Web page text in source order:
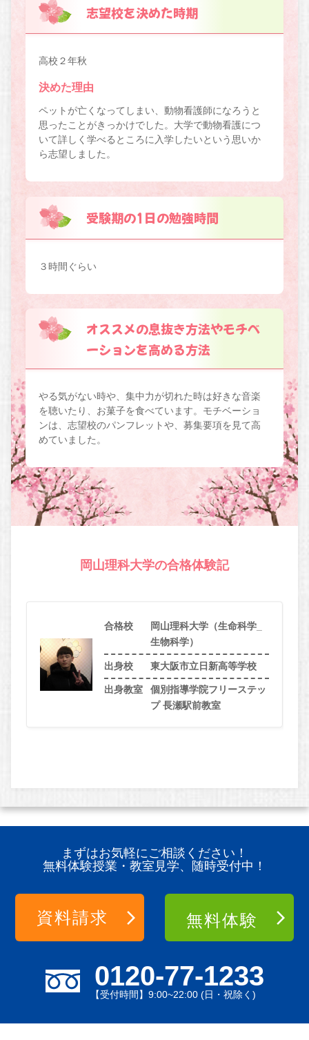
志望校を決めた時期
高校２年秋
決めた理由
ペットが亡くなってしまい、動物看護師になろうと
思ったことがきっかけでした。大学で動物看護につ
いて詳しく学べるところに入学したいという思いか
ら志望しました。
受験期の1日の勉強時間
３時間ぐらい
オススメの息抜き方法やモチベ
ーションを高める方法
やる気がない時や、集中力が切れた時は好きな音楽
を聴いたり、お菓子を食べています。モチベーショ
ンは、志望校のパンフレットや、募集要項を見て高
めていました。
岡山理科大学の合格体験記
合格校
岡山理科大学（生命科学_
生物科学）
出身校 東大阪市立日新高等学校
出身教室
個別指導学院フリーステッ
プ 長瀬駅前教室
まずはお気軽にご相談ください！
無料体験授業・教室見学、随時受付中！
0120-77-1233
【受付時間】9:00~22:00 (日・祝除く)
資料請求 無料体験